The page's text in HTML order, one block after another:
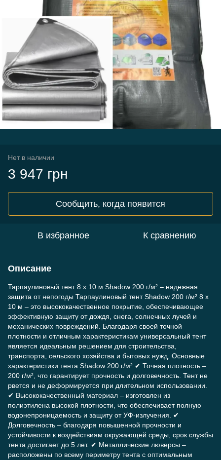
Нет в наличии
3 947 грн
Сообщить, когда появится
В избранное К сравнению
Описание
Тарпаулиновый тент 8 х 10 м Shadow 200 г/м² – надежная
защита от непогоды Тарпаулиновый тент Shadow 200 г/м² 8 х
10 м – это высококачественное покрытие, обеспечивающее
эффективную защиту от дождя, снега, солнечных лучей и
механических повреждений. Благодаря своей точной
плотности и отличным характеристикам универсальный тент
является идеальным решением для строительства,
транспорта, сельского хозяйства и бытовых нужд. Основные
характеристики тента Shadow 200 г/м² ✔ Точная плотность –
200 г/м², что гарантирует прочность и долговечность. Тент не
рвется и не деформируется при длительном использовании.
✔ Высококачественный материал – изготовлен из
полиэтилена высокой плотности, что обеспечивает полную
водонепроницаемость и защиту от УФ-излучения. ✔
Долговечность – благодаря повышенной прочности и
устойчивости к воздействиям окружающей среды, срок службы
тента достигает до 5 лет. ✔ Металлические люверсы –
расположены по всему периметру тента с оптимальным